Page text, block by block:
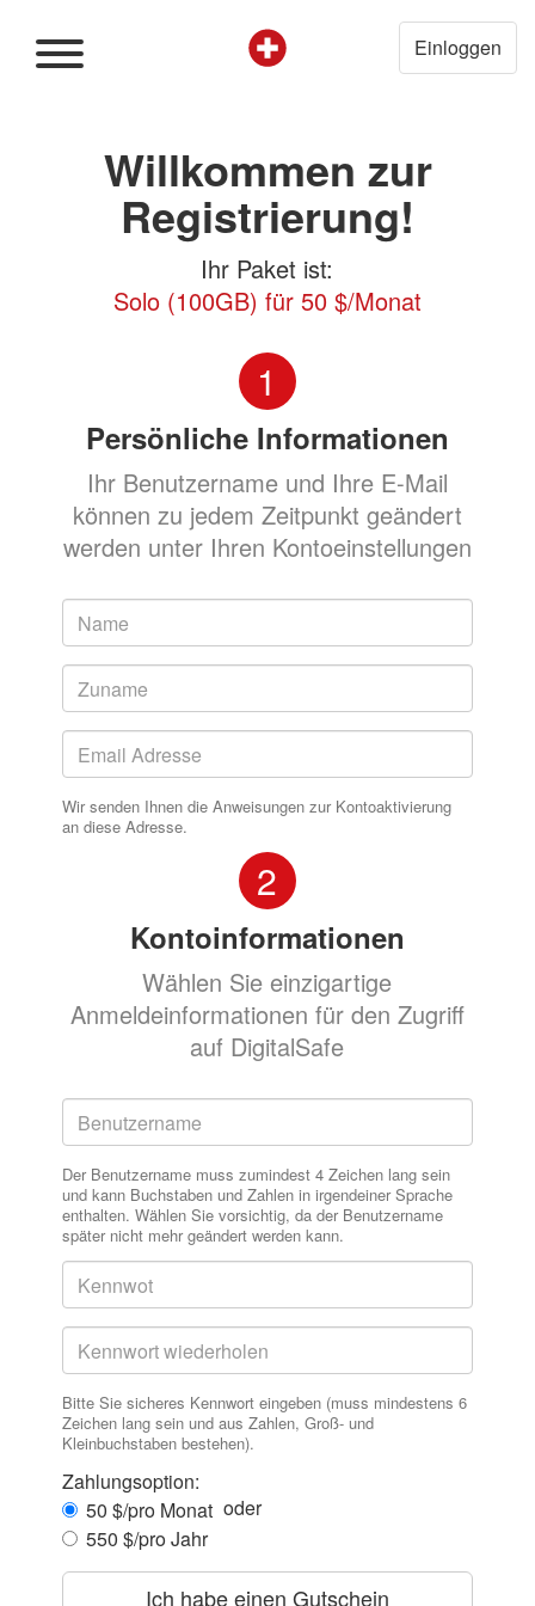
Einloggen
Willkommen zur
Registrierung!
Ihr Paket ist:
Solo (100GB) für 50 $/Monat
1
Persönliche Informationen
Ihr Benutzername und Ihre E-Mail
können zu jedem Zeitpunkt geändert
werden unter Ihren Kontoeinstellungen
Wir senden Ihnen die Anweisungen zur Kontoaktivierung
an diese Adresse.
2
Kontoinformationen
Wählen Sie einzigartige
Anmeldeinformationen für den Zugriff
auf DigitalSafe
Der Benutzername muss zumindest 4 Zeichen lang sein
und kann Buchstaben und Zahlen in irgendeiner Sprache
enthalten. Wählen Sie vorsichtig, da der Benutzername
später nicht mehr geändert werden kann.
Bitte Sie sicheres Kennwort eingeben (muss mindestens 6
Zeichen lang sein und aus Zahlen, Groß- und
Kleinbuchstaben bestehen).
Zahlungsoption:
50 $/pro Monat oder
550 $/pro Jahr
Ich habe einen Gutschein